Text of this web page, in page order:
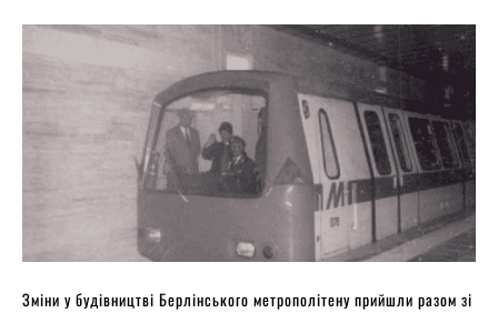
Зміни у будівництві Берлінського метрополітену прийшли разом зі